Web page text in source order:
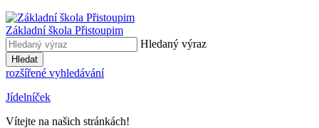
Základní škola Přistoupim
Hledaný výraz
Hledat
rozšířené vyhledávání
Jídelníček
Vítejte na našich stránkách!